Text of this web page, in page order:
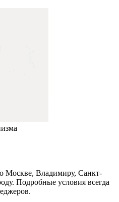
Москве, Владимиру, Санкт-
Подробные условия всегда